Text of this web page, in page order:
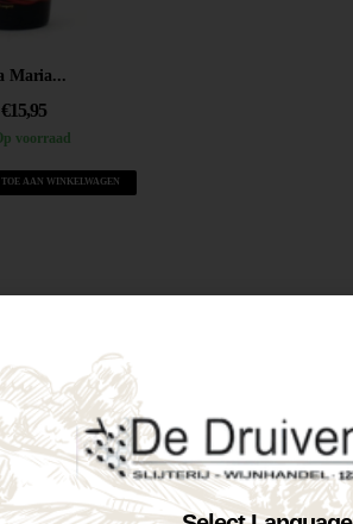
Maria...
€15,95
voorraad
TOE AAN WINKELWAGEN